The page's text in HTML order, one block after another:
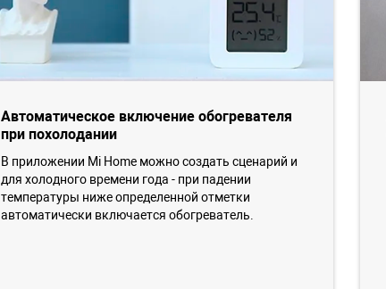
Автоматическое включение обогревателя
при похолодании
В приложении Mi Home можно создать сценарий и
для холодного времени года - при падении
температуры ниже определенной отметки
автоматически включается обогреватель.